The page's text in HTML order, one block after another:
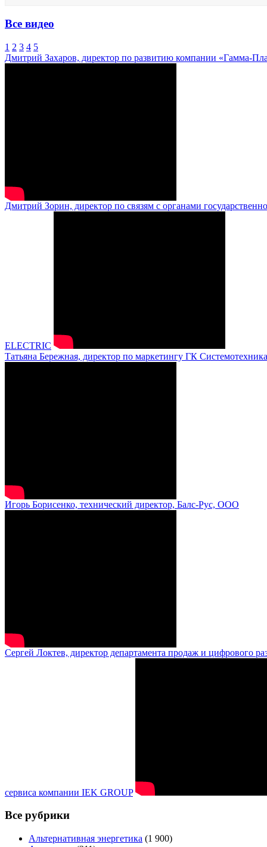
Все видео
1 2 3 4 5
Дмитрий Захаров, директор по развитию компании «Гамма-
Дмитрий Зорин, директор по связям с органами
ELECTRIC
Татьяна Бережная, директор по маркетингу ГК Системотехника
Игорь Борисенко, технический директор, Балс-Рус, ООО
Сергей Локтев, директор департамента продаж и цифрового
сервиса компании IEK GROUP
Все рубрики
Альтернативная энергетика (1 900)